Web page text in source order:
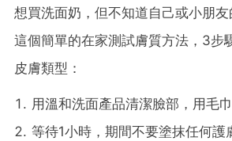
想買洗面奶，但不知道自己或小朋
這個簡單的在家測試膚質方法，3步
皮膚類型：
用溫和洗面產品清潔臉部，用毛巾
等待1小時，期間不要塗抹任何護